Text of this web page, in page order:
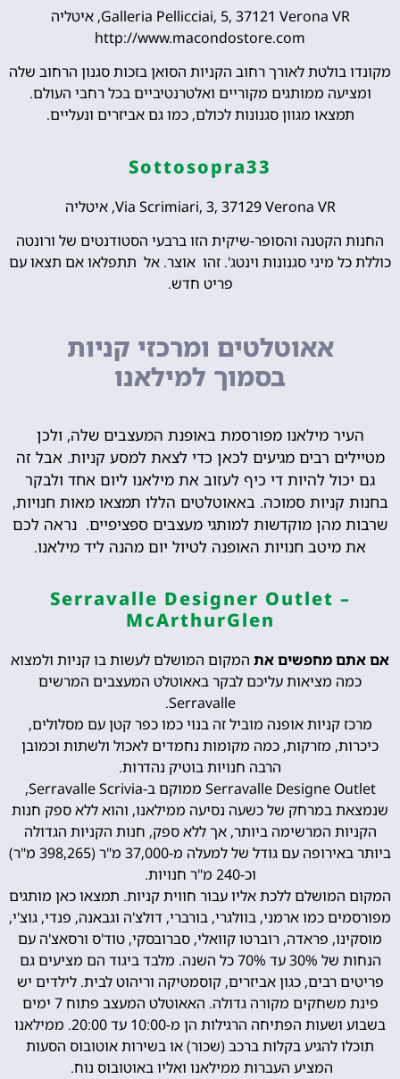
Galleria Pellicciai, 5, 37121 Verona VR, איטליה
http://www.macondostore.com
מקונדו בולטת לאורך רחוב הקניות הסואן בזכות סגנון הרחוב שלה
ומציעה ממותגים מקוריים ואלטרנטיביים בכל רחבי העולם.
תמצאו מגוון סגנונות לכולם, כמו גם אביזרים ונעליים.
Sottosopra33
Via Scrimiari, 3, 37129 Verona VR, איטליה
החנות הקטנה והסופר-שיקית הזו ברבעי הסטודנטים של ורונטה
כוללת כל מיני סגנונות וינטג'. זהו אוצר. אל תתפלאו אם תצאו עם
פריט חדש.
אאוטלטים ומרכזי קניות
בסמוך למילאנו
העיר מילאנו מפורסמת באופנת המעצבים שלה, ולכן
מטיילים רבים מגיעים לכאן כדי לצאת למסע קניות. אבל זה
גם יכול להיות די כיף לעזוב את מילאנו ליום אחד ולבקר
בחנות קניות סמוכה. באאוטלטים הללו תמצאו מאות חנויות,
שרבות מהן מוקדשות למותגי מעצבים ספציפיים. נראה לכם
את מיטב חנויות האופנה לטיול יום מהנה ליד מילאנו.
Serravalle Designer Outlet –
McArthurGlen
אם אתם מחפשים את המקום המושלם לעשות בו קניות ולמצוא
כמה מציאות עליכם לבקר באאוטלט המעצבים המרשים
Serravalle.
מרכז קניות אופנה מוביל זה בנוי כמו כפר קטן עם מסלולים,
כיכרות, מזרקות, כמה מקומות נחמדים לאכול ולשתות וכמובן
הרבה חנויות בוטיק נהדרות.
Serravalle Designe
Outlet ממוקם ב-Serravalle Scrivia,
שנמצאת במרחק של כשעה נסיעה ממילאנו, והוא ללא ספק חנות
הקניות המרשימה ביותר, אך ללא ספק, חנות הקניות הגדולה
ביותר באירופה עם גודל של למעלה מ-37,000 מ"ר (398,265 מ"ר)
וכ-240 מ"ר חנויות.
המקום המושלם ללכת אליו עבור חווית קניות. תמצאו כאן מותגים
מפורסמים כמו ארמני, בוולגרי, בורברי, דולצ'ה וגבאנה, פנדי, גוצ'י,
מוסקינו, פראדה, רוברטו קוואלי, סברובסקי, טוד'ס ורסאצ'ה עם
הנחות של 30% עד 70% כל השנה. מלבד ביגוד הם מציעים גם
פריטים רבים, כגון אביזרים, קוסמטיקה וריהוט לבית. לילדים יש
פינת משחקים מקורה גדולה. האאוטלט המעצב פתוח 7 ימים
בשבוע ושעות הפתיחה הרגילות הן מ-10:00 עד 20:00. ממילאנו
תוכלו להגיע בקלות ברכב (שכור) או בשירות אוטובוס הסעות
המציע העברות ממילאנו ואליו באוטובוס נוח.